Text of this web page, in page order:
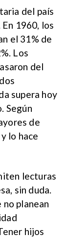
del país
1960, los
el 31% de
Los
del
supera hoy
Según
de
lo hace
lecturas
sin duda.
planean
hijos